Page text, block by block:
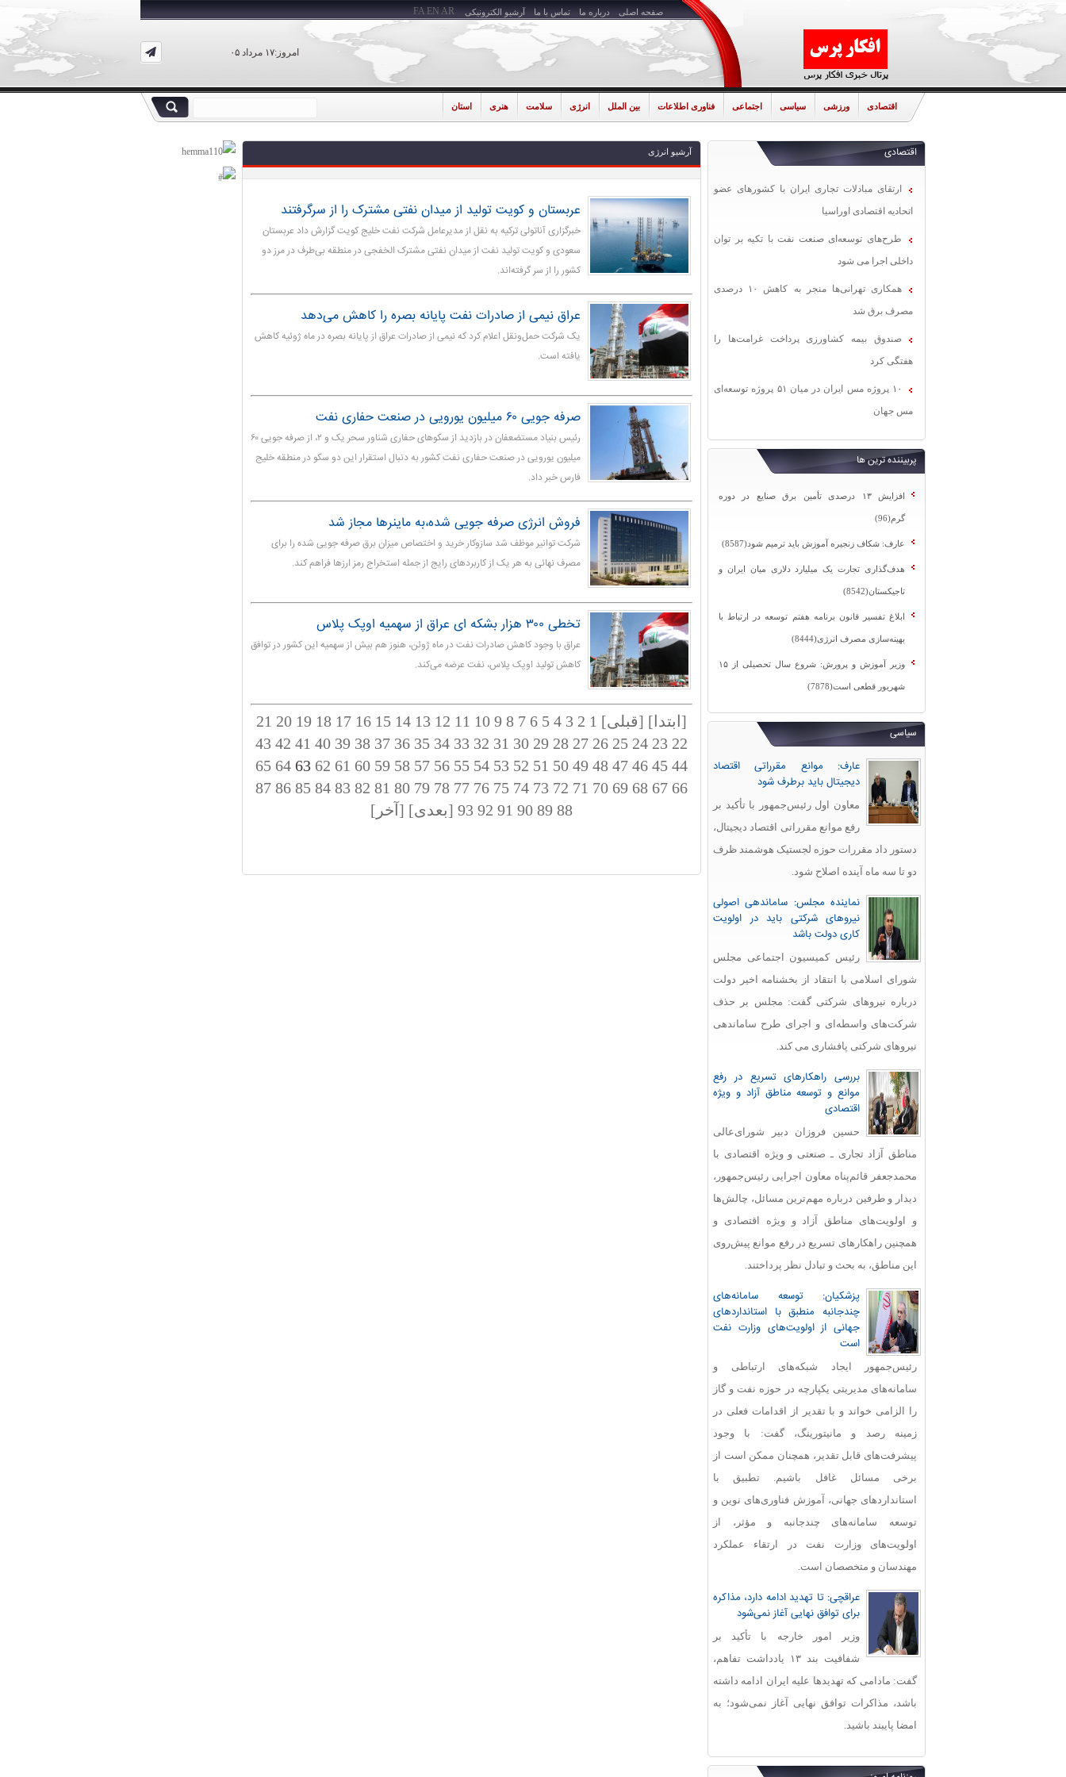
صفحه اصلی درباره ما تماس با ما آرشیو الکترونیکی
امروز:۱۷ مرداد ۰۵
FA EN AR
اقتصادی ورزشی سیاسی اجتماعی فناوری اطلاعات بین الملل انرژی سلامت هنری استان
اقتصادی
ارتقای مبادلات تجاری ایران با کشورهای عضو
اتحادیه اقتصادی اوراسیا
طرح‌های توسعه‌ای صنعت نفت با تکیه بر توان
داخلی اجرا می شود
همکاری تهرانی‌ها منجر به کاهش ۱۰ درصدی
مصرف برق شد
صندوق بیمه کشاورزی پرداخت غرامت‌ها را
هفتگی کرد
۱۰ پروژه مس ایران در میان ۵۱ پروژه توسعه‌ای
مس جهان
پربیننده ترین ها
افزایش ۱۳ درصدی تأمین برق صنایع در دوره
گرم(96)
عارف: شکاف زنجیره آموزش باید ترمیم شود(8587)
هدف‌گذاری تجارت یک میلیارد دلاری میان ایران و
تاجیکستان(8542)
ابلاغ تفسیر قانون برنامه هفتم توسعه در ارتباط با
بهینه‌سازی مصرف انرژی(8444)
وزیر آموزش و پرورش: شروع سال تحصیلی از ۱۵
شهریور قطعی است(7878)
سیاسی
عارف: موانع مقرراتی اقتصاد
دیجیتال باید برطرف شود
معاون اول رئیس‌جمهور با تأکید بر
رفع موانع مقرراتی اقتصاد دیجیتال،
دستور داد مقررات حوزه لجستیک هوشمند ظرف
دو تا سه ماه آینده اصلاح شود.
نماینده مجلس: ساماندهی اصولی
نیروهای شرکتی باید در اولویت
کاری دولت باشد
رئیس کمیسیون اجتماعی مجلس
شورای اسلامی با انتقاد از بخشنامه اخیر دولت
درباره نیروهای شرکتی گفت: مجلس بر حذف
شرکت‌های واسطه‌ای و اجرای طرح ساماندهی
نیروهای شرکتی پافشاری می کند.
بررسی راهکارهای تسریع در رفع
موانع و توسعه مناطق آزاد و ویژه
اقتصادی
حسین فروزان دبیر شورای‌عالی
مناطق آزاد تجاری ـ صنعتی و ویژه اقتصادی با
محمدجعفر قائم‌پناه معاون اجرایی رئیس‌جمهور،
دیدار و طرفین درباره مهم‌ترین مسائل، چالش‌ها
و اولویت‌های مناطق آزاد و ویژه اقتصادی و
همچنین راهکارهای تسریع در رفع موانع پیش‌روی
این مناطق، به بحث و تبادل نظر پرداختند.
پزشکیان: توسعه سامانه‌های
چندجانبه منطبق با استانداردهای
جهانی از اولویت‌های وزارت نفت
است
رئیس‌جمهور ایجاد شبکه‌های ارتباطی و
سامانه‌های مدیریتی یکپارچه در حوزه نفت و گاز
را الزامی خواند و با تقدیر از اقدامات فعلی در
زمینه رصد و مانیتورینگ، گفت: با وجود
پیشرفت‌های قابل‌ تقدیر، همچنان ممکن است از
برخی مسائل غافل باشیم. تطبیق با
استانداردهای جهانی، آموزش فناوری‌های نوین و
توسعه سامانه‌های چندجانبه و مؤثر، از
اولویت‌های وزارت نفت در ارتقاء عملکرد
مهندسان و متخصصان است.
عراقچی: تا تهدید ادامه دارد، مذاکره
برای توافق نهایی آغاز نمی‌شود
وزیر امور خارجه با تأکید بر
شفافیت بند ۱۳ یادداشت تفاهم،
گفت: مادامی که تهدیدها علیه ایران ادامه داشته
باشد، مذاکرات توافق نهایی آغاز نمی‌شود؛ به
امضا پایبند باشید.
آرشیو انرژی
عربستان و کویت تولید از میدان نفتی مشترک را از سرگرفتند
خبرگزاری آناتولی ترکیه به نقل از مدیرعامل شرکت نفت خلیج کویت گزارش داد عربستان
سعودی و کویت تولید نفت از میدان نفتی مشترک الخفجی در منطقه بی‌طرف در مرز دو
کشور را از سر گرفته‌اند.
عراق نیمی از صادرات نفت پایانه بصره را کاهش می‌دهد
یک شرکت حمل‌ونقل اعلام کرد که نیمی از صادرات عراق از پایانه بصره در ماه ژوئیه کاهش
یافته است.
صرفه جویی ۶۰ میلیون یورویی در صنعت حفاری نفت
رئیس بنیاد مستضعفان در بازدید از سکوهای حفاری شناور سحر یک و ۲، از صرفه جویی ۶۰
میلیون یورویی در صنعت حفاری نفت کشور به دنبال استقرار این دو سکو در منطقه خلیج
فارس خبر داد.
فروش انرژی صرفه جویی شده،به ماینرها مجاز شد
شرکت توانیر موظف شد سازوکار خرید و اختصاص میزان برق صرفه جویی شده را برای
مصرف نهائی به هر یک از کاربردهای رایج از جمله استخراج رمز ارزها فراهم کند.
تخطی ۳۰۰ هزار بشکه ای عراق از سهمیه اوپک پلاس
عراق با وجود کاهش صادرات نفت در ماه ژوئن، هنوز هم بیش از سهمیه این کشور در توافق
کاهش تولید اوپک پلاس، نفت عرضه می‌کند.
[ابتدا] [قبلی] 1
2
3
4
5
6
7
8
9
10
11
12
13
14
15
16
17
18
19
20
21
22
23
24
25
26
27
28
29
30
31
32
33
34
35
36
37
38
39
40
41
42
43
44
45
46
47
48
49
50
51
52
53
54
55
56
57
58
59
60
61
62
64
65
66
67
68
69
70
71
72
73
74
75
76
77
78
79
80
81
82
83
84
85
86
87
88
89
90
91
92
93 [بعدی] [آخر]